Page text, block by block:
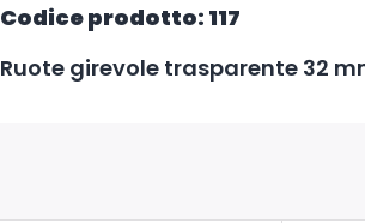
Codice prodotto: 117
Ruote girevole trasparente 32